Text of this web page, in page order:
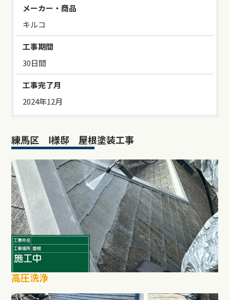
メーカー・商品
キルコ
工事期間
30日間
工事完了月
2024年12月
練馬区 Ⅰ様邸 屋根塗装工事
高圧洗浄